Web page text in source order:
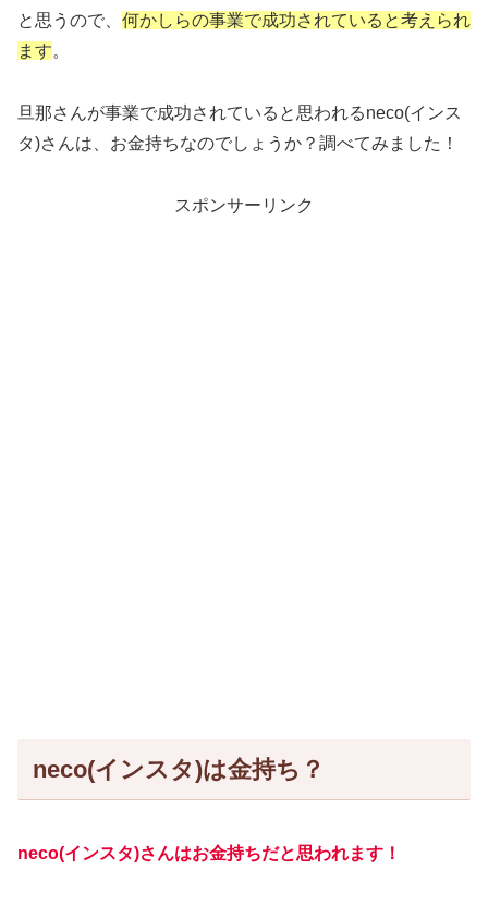
と思うので、 何かしらの事業で成功されていると考えられ
ます。
旦那さんが事業で成功されていると思われるneco(インス
タ)さんは、お金持ちなのでしょうか？調べてみました！
スポンサーリンク
neco(インスタ)は金持ち？
neco(インスタ)さんはお金持ちだと思われます！